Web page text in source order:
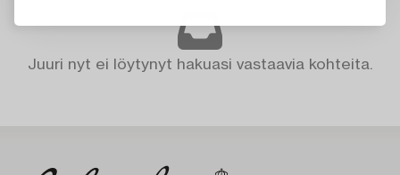
Juuri nyt ei löytynyt hakuasi vastaavia kohteita.